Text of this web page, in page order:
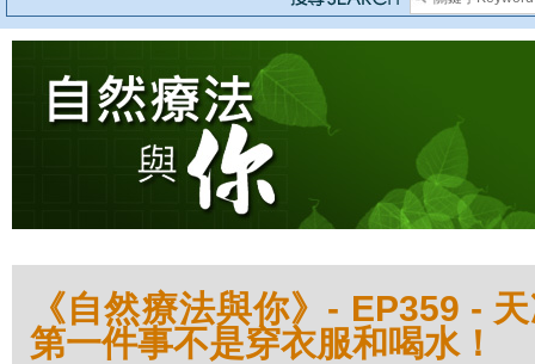
《自然療法與你》- EP359 -
第一件事不是穿衣服和喝水！